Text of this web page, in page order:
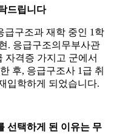
드립니다
급구조과 재학 중인 1학
. 응급구조의무부사관
자격증 가지고 군에서
후, 응급구조사 1급 취
입학하게 되었습니다.
선택하게 된 이유는 무